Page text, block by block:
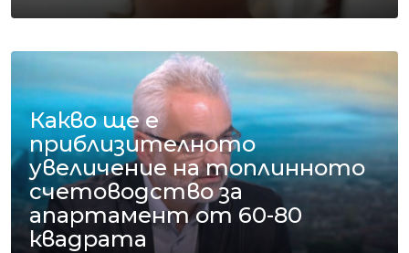
Какво ще е
приблизителното
увеличение на топлинното
счетоводство за
апартамент от 60-80
квадрата